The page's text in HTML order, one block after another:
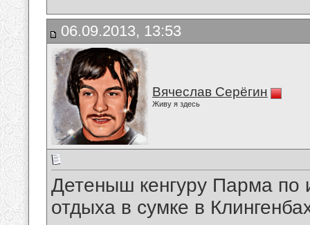
06.09.2013, 13:53
Вячеслав Серёгин
Живу я здесь
Детеныш кенгуру Парма по
отдыха в сумке в